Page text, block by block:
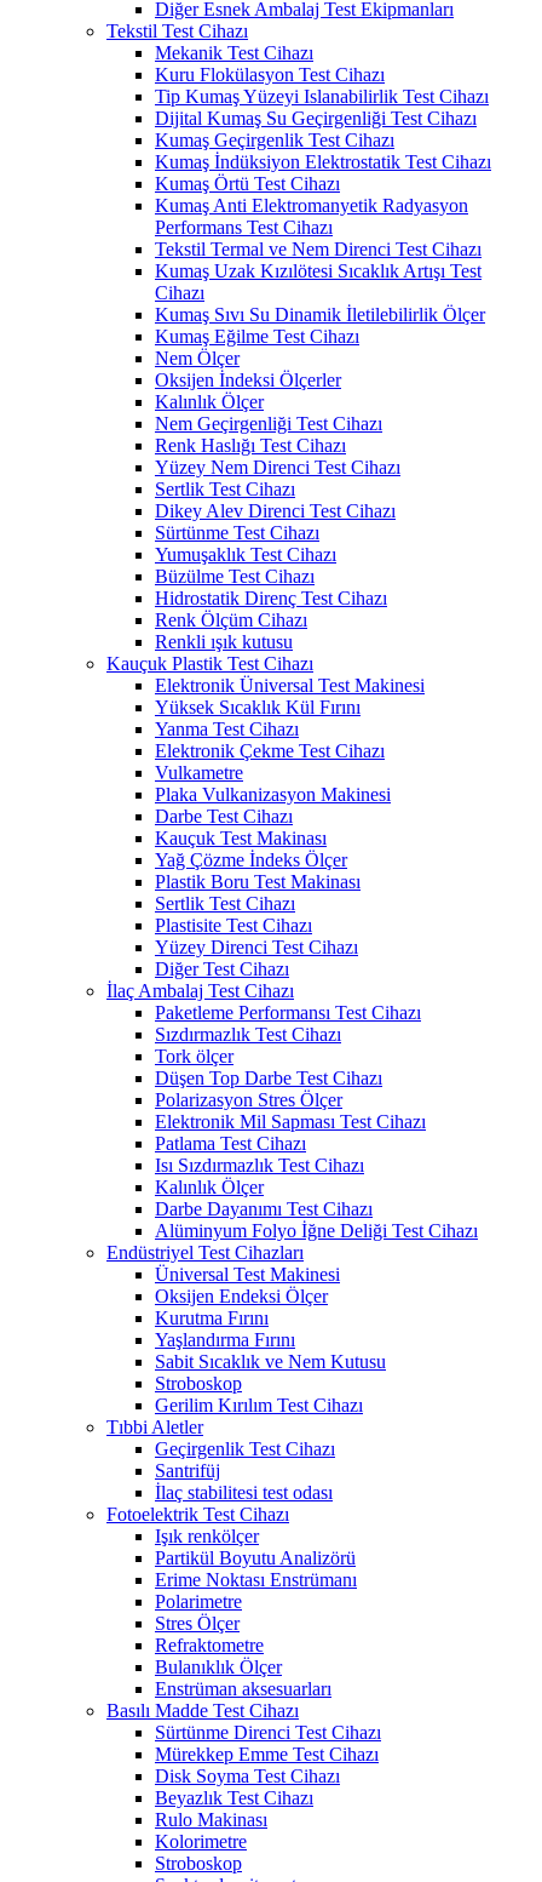
Diğer Esnek Ambalaj Test Ekipmanları
Tekstil Test Cihazı
Mekanik Test Cihazı
Kuru Flokülasyon Test Cihazı
Tip Kumaş Yüzeyi Islanabilirlik Test Cihazı
Dijital Kumaş Su Geçirgenliği Test Cihazı
Kumaş Geçirgenlik Test Cihazı
Kumaş İndüksiyon Elektrostatik Test Cihazı
Kumaş Örtü Test Cihazı
Kumaş Anti Elektromanyetik Radyasyon
Performans Test Cihazı
Tekstil Termal ve Nem Direnci Test Cihazı
Kumaş Uzak Kızılötesi Sıcaklık Artışı Test
Cihazı
Kumaş Sıvı Su Dinamik İletilebilirlik Ölçer
Kumaş Eğilme Test Cihazı
Nem Ölçer
Oksijen İndeksi Ölçerler
Kalınlık Ölçer
Nem Geçirgenliği Test Cihazı
Renk Haslığı Test Cihazı
Yüzey Nem Direnci Test Cihazı
Sertlik Test Cihazı
Dikey Alev Direnci Test Cihazı
Sürtünme Test Cihazı
Yumuşaklık Test Cihazı
Büzülme Test Cihazı
Hidrostatik Direnç Test Cihazı
Renk Ölçüm Cihazı
Renkli ışık kutusu
Kauçuk Plastik Test Cihazı
Elektronik Üniversal Test Makinesi
Yüksek Sıcaklık Kül Fırını
Yanma Test Cihazı
Elektronik Çekme Test Cihazı
Vulkametre
Plaka Vulkanizasyon Makinesi
Darbe Test Cihazı
Kauçuk Test Makinası
Yağ Çözme İndeks Ölçer
Plastik Boru Test Makinası
Sertlik Test Cihazı
Plastisite Test Cihazı
Yüzey Direnci Test Cihazı
Diğer Test Cihazı
İlaç Ambalaj Test Cihazı
Paketleme Performansı Test Cihazı
Sızdırmazlık Test Cihazı
Tork ölçer
Düşen Top Darbe Test Cihazı
Polarizasyon Stres Ölçer
Elektronik Mil Sapması Test Cihazı
Patlama Test Cihazı
Isı Sızdırmazlık Test Cihazı
Kalınlık Ölçer
Darbe Dayanımı Test Cihazı
Alüminyum Folyo İğne Deliği Test Cihazı
Endüstriyel Test Cihazları
Üniversal Test Makinesi
Oksijen Endeksi Ölçer
Kurutma Fırını
Yaşlandırma Fırını
Sabit Sıcaklık ve Nem Kutusu
Stroboskop
Gerilim Kırılım Test Cihazı
Tıbbi Aletler
Geçirgenlik Test Cihazı
Santrifüj
İlaç stabilitesi test odası
Fotoelektrik Test Cihazı
Işık renkölçer
Partikül Boyutu Analizörü
Erime Noktası Enstrümanı
Polarimetre
Stres Ölçer
Refraktometre
Bulanıklık Ölçer
Enstrüman aksesuarları
Basılı Madde Test Cihazı
Sürtünme Direnci Test Cihazı
Mürekkep Emme Test Cihazı
Disk Soyma Test Cihazı
Beyazlık Test Cihazı
Rulo Makinası
Kolorimetre
Stroboskop